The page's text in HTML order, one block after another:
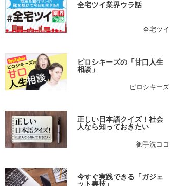
全宅ツイ業界ウラ話
全宅ツイ
ピロシキーズの「甘口人生
相談」
ピロシキーズ
正しい日本語クイズ！社会
人なら知っておきたい
御手洗ココ
今すぐ実践できる「ガジェ
ット裏技」